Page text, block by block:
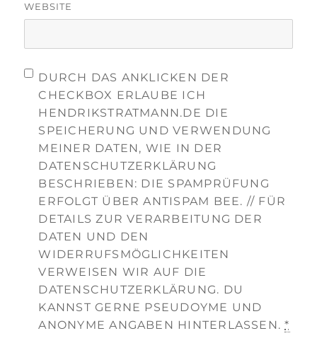
WEBSITE
DURCH DAS ANKLICKEN DER
CHECKBOX ERLAUBE ICH
HENDRIKSTRATMANN.DE DIE
SPEICHERUNG UND VERWENDUNG
MEINER DATEN, WIE IN DER
DATENSCHUTZERKLÄRUNG
BESCHRIEBEN: DIE SPAMPRÜFUNG
ERFOLGT ÜBER ANTISPAM BEE. // FÜR
DETAILS ZUR VERARBEITUNG DER
DATEN UND DEN
WIDERRUFSMÖGLICHKEITEN
VERWEISEN WIR AUF DIE
DATENSCHUTZERKLÄRUNG. DU
KANNST GERNE PSEUDOYME UND
ANONYME ANGABEN HINTERLASSEN.*